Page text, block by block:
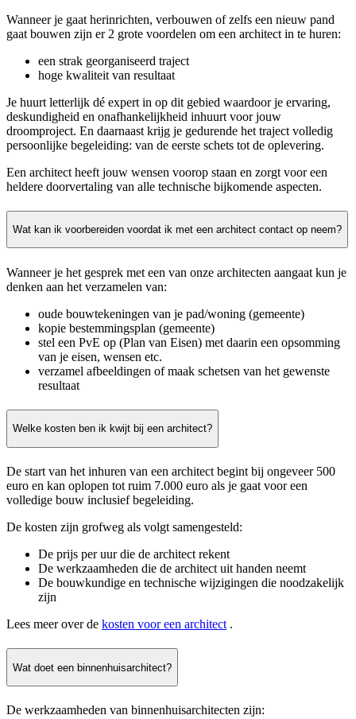
Wanneer je gaat herinrichten, verbouwen of zelfs een nieuw pand
gaat bouwen zijn er 2 grote voordelen om een architect in te huren:
een strak georganiseerd traject
hoge kwaliteit van resultaat
Je huurt letterlijk dé expert in op dit gebied waardoor je ervaring,
deskundigheid en onafhankelijkheid inhuurt voor jouw
droomproject. En daarnaast krijg je gedurende het traject volledig
persoonlijke begeleiding: van de eerste schets tot de oplevering.
Een architect heeft jouw wensen voorop staan en zorgt voor een
heldere doorvertaling van alle technische bijkomende aspecten.
Wat kan ik voorbereiden voordat ik met een architect contact op neem?
Wanneer je het gesprek met een van onze architecten aangaat kun je
denken aan het verzamelen van:
oude bouwtekeningen van je pad/woning (gemeente)
kopie bestemmingsplan (gemeente)
stel een PvE op (Plan van Eisen) met daarin een opsomming
van je eisen, wensen etc.
verzamel afbeeldingen of maak schetsen van het gewenste
resultaat
Welke kosten ben ik kwijt bij een architect?
De start van het inhuren van een architect begint bij ongeveer 500
euro en kan oplopen tot ruim 7.000 euro als je gaat voor een
volledige bouw inclusief begeleiding.
De kosten zijn grofweg als volgt samengesteld:
De prijs per uur die de architect rekent
De werkzaamheden die de architect uit handen neemt
De bouwkundige en technische wijzigingen die noodzakelijk
zijn
Lees meer over de kosten voor een architect .
Wat doet een binnenhuisarchitect?
De werkzaamheden van binnenhuisarchitecten zijn: